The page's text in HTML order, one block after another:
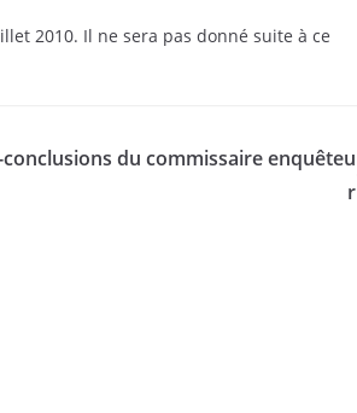
2010. Il ne sera pas donné suite à ce
conclusions du commissaire enquêteu
r